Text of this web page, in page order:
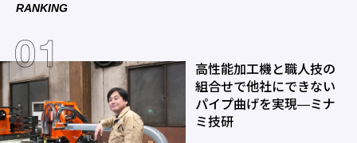
RANKING
高性能加工機と職人技の
組合せで他社にできない
パイプ曲げを実現―ミナ
ミ技研